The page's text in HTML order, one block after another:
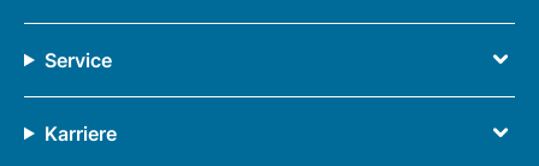
Service
Karriere